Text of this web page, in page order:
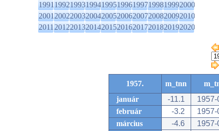
1991199219931994199519961997199819992000
2001200220032004200520062007200820092010
2011201220132014201520162017201820192020
1957. m_tnn
január
-11.1
1957-
február
-3.2
1957-
március
-4.6
1957-